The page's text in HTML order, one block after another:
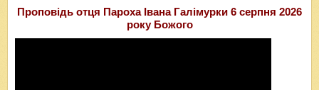
Проповідь отця Пароха Івана Галімурки 6 серпня 2026
року Божого